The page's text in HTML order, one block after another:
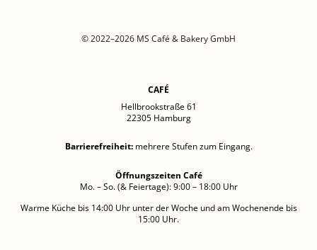
© 2022–2026 MS Café & Bakery GmbH
CAFÉ
Hellbrookstraße 61
22305 Hamburg
Barrierefreiheit: mehrere Stufen zum Eingang.
Öffnungszeiten Café
Mo. – So. (& Feiertage): 9:00 – 18:00 Uhr
Warme Küche bis 14:00 Uhr unter der Woche und am Wochenende bis
15:00 Uhr.